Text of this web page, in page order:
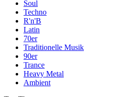
Soul
Techno
R'n'B
Latin
70er
Traditionelle Musik
90er
Trance
Heavy Metal
Ambient